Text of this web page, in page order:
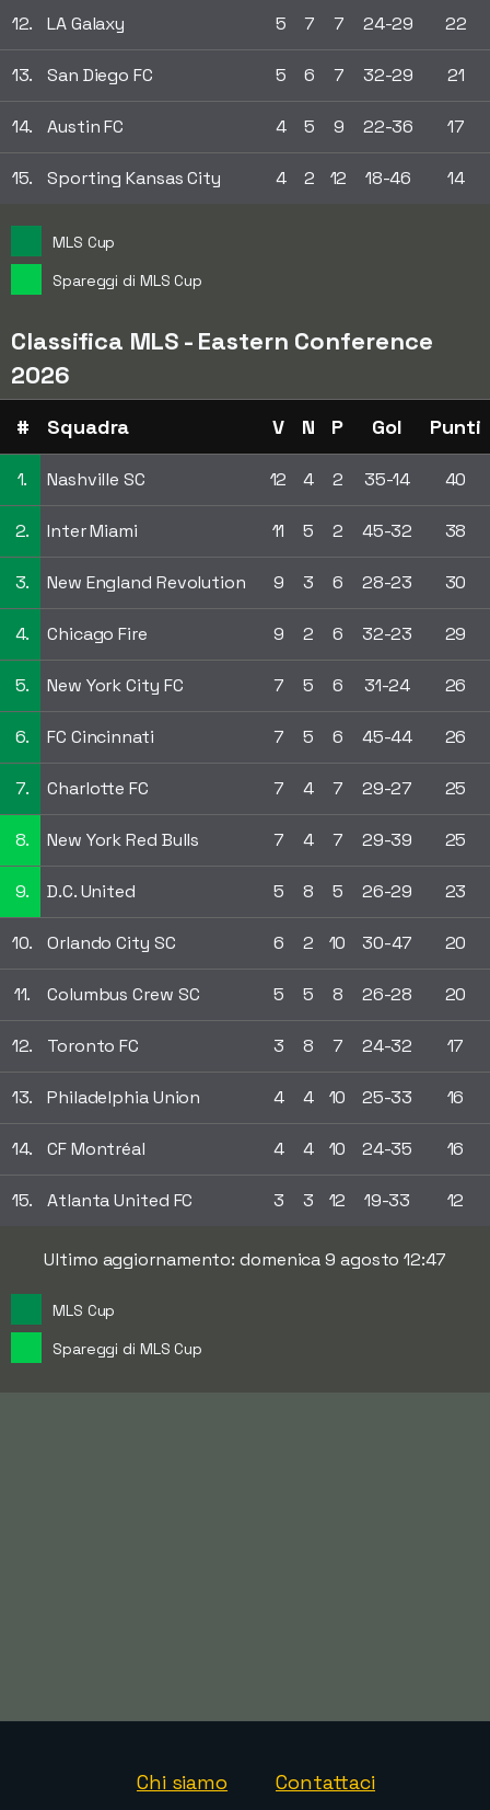
12. LA Galaxy 5 7 7 24-29 22
13. San Diego FC 5 6 7 32-29 21
14. Austin FC 4 5 9 22-36 17
15. Sporting Kansas City 4 2 12 18-46 14
MLS Cup
Spareggi di MLS Cup
Classifica MLS - Eastern Conference
2026
# Squadra V N P Gol Punti
1. Nashville SC 12 4 2 35-14 40
2. Inter Miami 11 5 2 45-32 38
3. New England Revolution 9 3 6 28-23 30
4. Chicago Fire 9 2 6 32-23 29
5. New York City FC 7 5 6 31-24 26
6. FC Cincinnati 7 5 6 45-44 26
7. Charlotte FC 7 4 7 29-27 25
8. New York Red Bulls 7 4 7 29-39 25
9. D.C. United 5 8 5 26-29 23
10. Orlando City SC 6 2 10 30-47 20
11. Columbus Crew SC 5 5 8 26-28 20
12. Toronto FC 3 8 7 24-32 17
13. Philadelphia Union 4 4 10 25-33 16
14. CF Montréal 4 4 10 24-35 16
15. Atlanta United FC 3 3 12 19-33 12
Ultimo aggiornamento: domenica 9 agosto 12:47
MLS Cup
Spareggi di MLS Cup
Chi siamo Contattaci